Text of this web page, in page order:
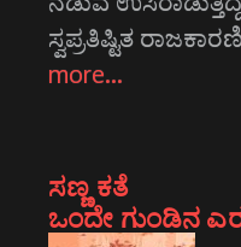
ಸ್ವಪ್ರತಿಷ್ಟಿತ
more…
ಸಣ್ಣ ಕತೆ
ಒಂದೇ ಗುಂಡಿನ